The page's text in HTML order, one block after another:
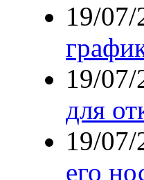
19/07/
19/07/
для
19/07/
его